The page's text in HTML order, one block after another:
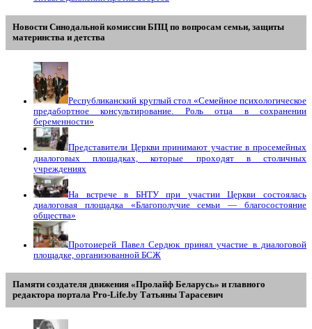
Новости Синодальной комиссии БПЦ по вопросам семьи, защиты
материнства и детства
Республиканский круглый стол «Семейное психологическое
предабортное консультирование. Роль отца в сохранении
беременности»
Представители Церкви принимают участие в просемейных
диалоговых площадках, которые проходят в столичных
учреждениях
На встрече в БНТУ при участии Церкви состоялась
диалоговая площадка «Благополучие семьи — благосостояние
общества»
Протоиерей Павел Сердюк принял участие в диалоговой
площадке, организованной БСЖ
Памяти создателя движения «Пролайф Беларусь» и главного
редактора портала Pro-Life.by Tатьяны Tарасевич